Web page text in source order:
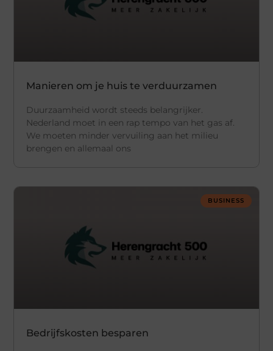
Manieren om je huis te verduurzamen
Duurzaamheid wordt steeds belangrijker.
Nederland moet in een rap tempo van het gas af.
We moeten minder vervuiling aan het milieu
brengen en allemaal ons
BUSINESS
Bedrijfskosten besparen